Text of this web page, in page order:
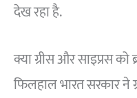
देख रहा है.
क्या ग्रीस और साइप्रस को
फिलहाल भारत सरकार ने